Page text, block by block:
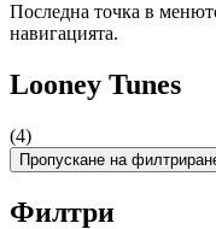
Последна точка в
навигацията.
Looney Tunes
(4)
Пропускане на
Филтри